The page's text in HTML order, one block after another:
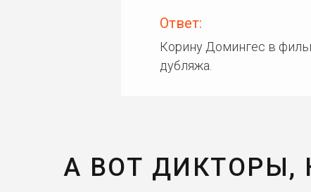
Ответ:
Корину Домингес в
дубляжа.
А ВОТ ДИКТОРЫ,